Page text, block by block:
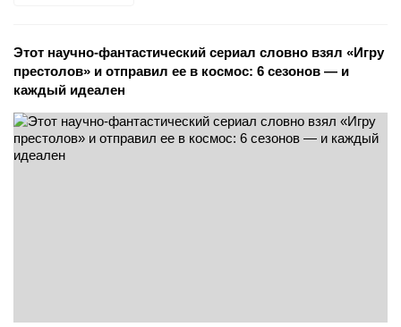
Этот научно-фантастический сериал словно взял «Игру
престолов» и отправил ее в космос: 6 сезонов — и
каждый идеален